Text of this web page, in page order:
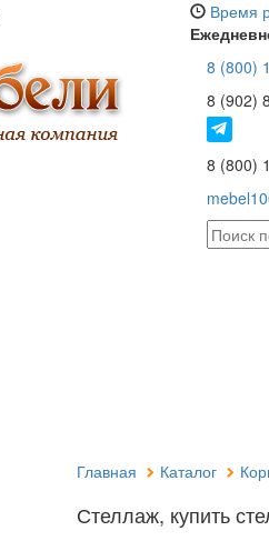
Время
8 (800)
8 (902)
8 (800)
Главная Каталог
Стеллаж, купить